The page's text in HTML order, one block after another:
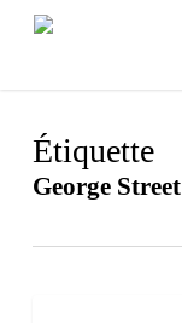
Étiquette
George Street